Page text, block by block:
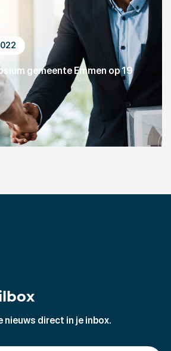
gemeente Emmen op 19
direct in je inbox.